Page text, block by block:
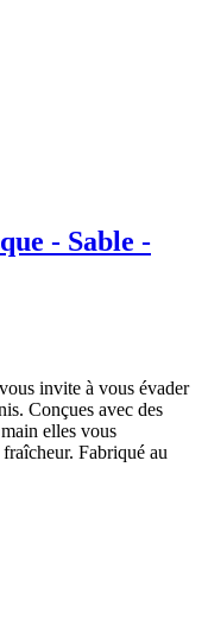
- Sable -
invite à vous évader
Conçues avec des
elles vous
Fabriqué au